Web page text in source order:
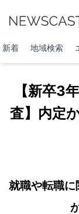
新着 地域検索
【新卒3
査】内定
就職や転職に